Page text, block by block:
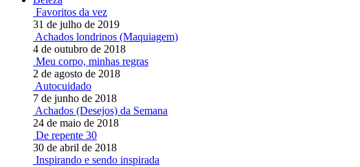
Favoritos da vez
31 de julho de 2019
Achados londrinos (Maquiagem)
4 de outubro de 2018
Meu corpo, minhas regras
2 de agosto de 2018
Autocuidado
7 de junho de 2018
Achados (Desejos) da Semana
24 de maio de 2018
De repente 30
30 de abril de 2018
Inspirando e sendo inspirada